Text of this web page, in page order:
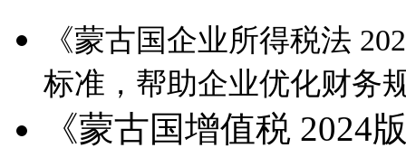
《蒙古国企业所得税法
标准，帮助企业优化财
《蒙古国增值税 2024